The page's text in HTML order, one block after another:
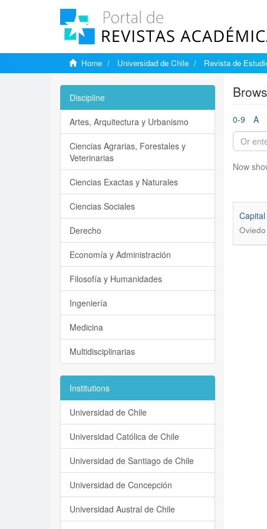
Home Universidad de Chile Revista de
0-9 A
Now
Discipline
Artes, Arquitectura y Urbanismo
Ciencias Agrarias, Forestales y
Veterinarias
Ciencias Exactas y Naturales
Ciencias Sociales
Derecho
Economía y Administración
Filosofía y Humanidades
Ingeniería
Medicina
Multidisciplinarias
Institutions
Universidad de Chile
Universidad Católica de Chile
Universidad de Santiago de Chile
Universidad de Concepción
Universidad Austral de Chile